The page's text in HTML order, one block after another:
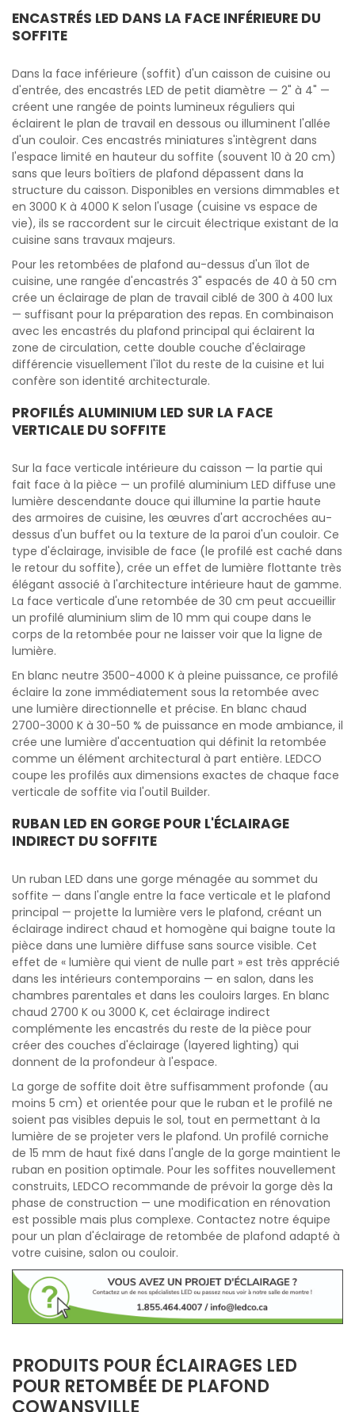
ENCASTRÉS LED DANS LA FACE INFÉRIEURE DU
SOFFITE
Dans la face inférieure (soffit) d'un caisson de cuisine ou
d'entrée, des encastrés LED de petit diamètre — 2" à 4" —
créent une rangée de points lumineux réguliers qui
éclairent le plan de travail en dessous ou illuminent l'allée
d'un couloir. Ces encastrés miniatures s'intègrent dans
l'espace limité en hauteur du soffite (souvent 10 à 20 cm)
sans que leurs boîtiers de plafond dépassent dans la
structure du caisson. Disponibles en versions dimmables et
en 3000 K à 4000 K selon l'usage (cuisine vs espace de
vie), ils se raccordent sur le circuit électrique existant de la
cuisine sans travaux majeurs.
Pour les retombées de plafond au-dessus d'un îlot de
cuisine, une rangée d'encastrés 3" espacés de 40 à 50 cm
crée un éclairage de plan de travail ciblé de 300 à 400 lux
— suffisant pour la préparation des repas. En combinaison
avec les encastrés du plafond principal qui éclairent la
zone de circulation, cette double couche d'éclairage
différencie visuellement l'îlot du reste de la cuisine et lui
confère son identité architecturale.
PROFILÉS ALUMINIUM LED SUR LA FACE
VERTICALE DU SOFFITE
Sur la face verticale intérieure du caisson — la partie qui
fait face à la pièce — un profilé aluminium LED diffuse une
lumière descendante douce qui illumine la partie haute
des armoires de cuisine, les œuvres d'art accrochées au-
dessus d'un buffet ou la texture de la paroi d'un couloir. Ce
type d'éclairage, invisible de face (le profilé est caché dans
le retour du soffite), crée un effet de lumière flottante très
élégant associé à l'architecture intérieure haut de gamme.
La face verticale d'une retombée de 30 cm peut accueillir
un profilé aluminium slim de 10 mm qui coupe dans le
corps de la retombée pour ne laisser voir que la ligne de
lumière.
En blanc neutre 3500-4000 K à pleine puissance, ce profilé
éclaire la zone immédiatement sous la retombée avec
une lumière directionnelle et précise. En blanc chaud
2700-3000 K à 30-50 % de puissance en mode ambiance, il
crée une lumière d'accentuation qui définit la retombée
comme un élément architectural à part entière. LEDCO
coupe les profilés aux dimensions exactes de chaque face
verticale de soffite via l'outil Builder.
RUBAN LED EN GORGE POUR L'ÉCLAIRAGE
INDIRECT DU SOFFITE
Un ruban LED dans une gorge ménagée au sommet du
soffite — dans l'angle entre la face verticale et le plafond
principal — projette la lumière vers le plafond, créant un
éclairage indirect chaud et homogène qui baigne toute la
pièce dans une lumière diffuse sans source visible. Cet
effet de « lumière qui vient de nulle part » est très apprécié
dans les intérieurs contemporains — en salon, dans les
chambres parentales et dans les couloirs larges. En blanc
chaud 2700 K ou 3000 K, cet éclairage indirect
complémente les encastrés du reste de la pièce pour
créer des couches d'éclairage (layered lighting) qui
donnent de la profondeur à l'espace.
La gorge de soffite doit être suffisamment profonde (au
moins 5 cm) et orientée pour que le ruban et le profilé ne
soient pas visibles depuis le sol, tout en permettant à la
lumière de se projeter vers le plafond. Un profilé corniche
de 15 mm de haut fixé dans l'angle de la gorge maintient le
ruban en position optimale. Pour les soffites nouvellement
construits, LEDCO recommande de prévoir la gorge dès la
phase de construction — une modification en rénovation
est possible mais plus complexe. Contactez notre équipe
pour un plan d'éclairage de retombée de plafond adapté à
votre cuisine, salon ou couloir.
PRODUITS POUR ÉCLAIRAGES LED
POUR RETOMBÉE DE PLAFOND
COWANSVILLE